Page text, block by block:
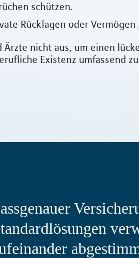
schützen.
Rücklagen oder
nicht aus, um einen
Existenz umfassend